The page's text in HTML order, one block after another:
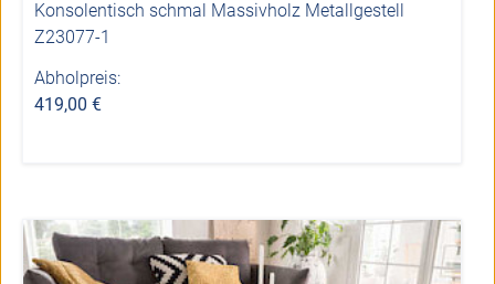
Konsolentisch schmal Massivholz Metallgestell
Z23077-1
Abholpreis:
419,00 €